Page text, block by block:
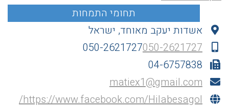
אשדות יעקב מאוחד, ישראל
050-2621727050-2621727
04-6757838
matiex1@gmail.com
https://www.facebook.com/Hilabesagol/